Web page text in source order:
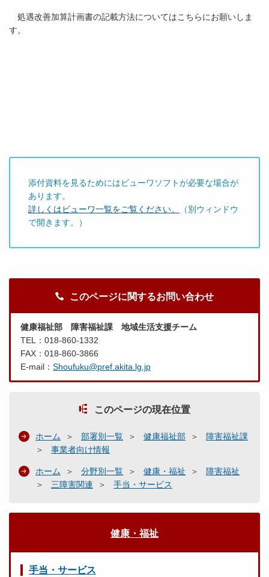
処遇改善加算計画書の記載方法についてはこちらにお願いしま
す。
添付資料を見るためにはビューワソフトが必要な場合が
あります。
詳しくはビューワ一覧をご覧ください。
（別ウィンドウ
で開きます。）
このページに関するお問い合わせ
健康福祉部 障害福祉課 地域生活支援チーム
TEL：018-860-1332
FAX：018-860-3866
E-mail： Shoufuku@pref.akita.lg.jp
このページの現在位置
ホーム 部署別一覧 健康福祉部
障害福祉課
事業者向け情報
ホーム 分野別一覧 健康・福祉
障害福祉
三障害関連
手当・サービス
健康・福祉
手当・サービス